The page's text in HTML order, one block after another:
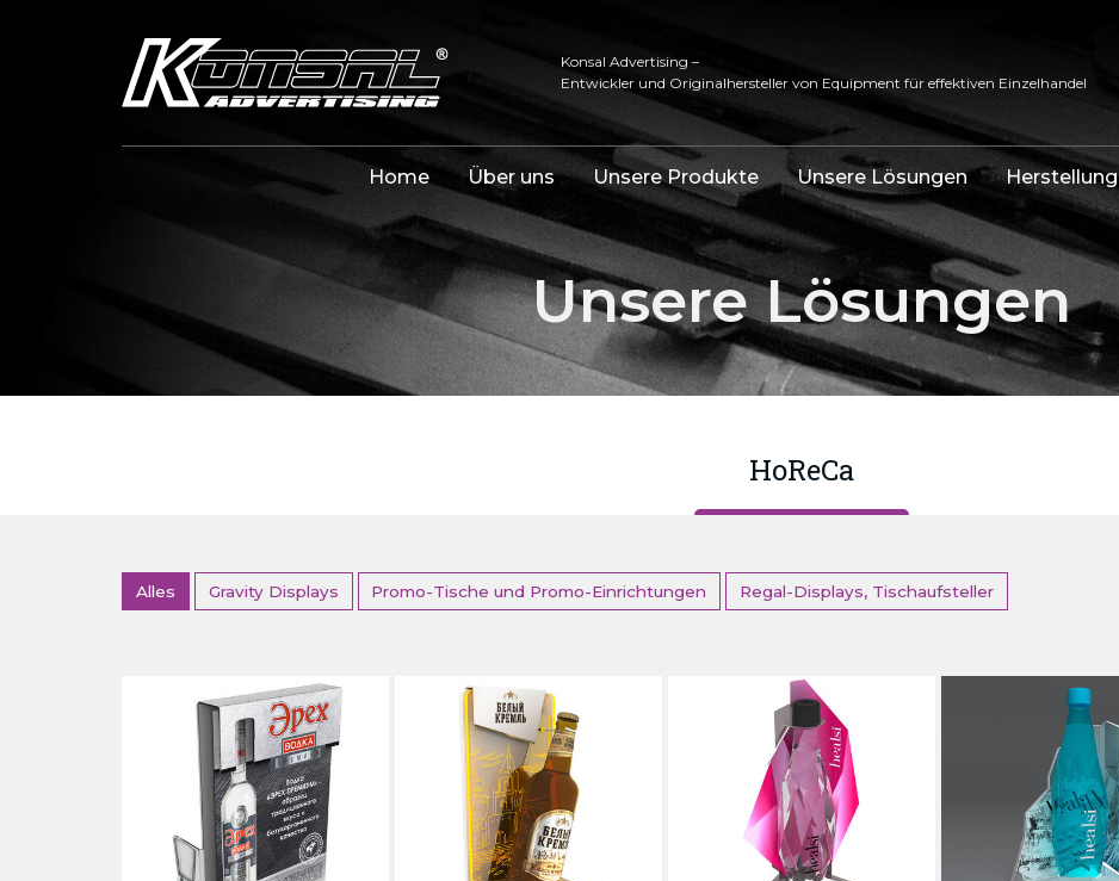
Konsal Advertising –
Entwickler und Originalhersteller von Equipment für effektiven Einzelhandel
Home Über uns Unsere Produkte Unsere Lösungen Herstellung
Unsere Lösungen
HoReCa
Alles Gravity Displays Promo-Tische und Promo-Einrichtungen Regal-Displays, Tischaufsteller